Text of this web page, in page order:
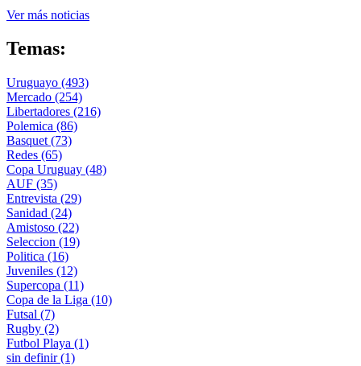
Ver más noticias
Temas:
Uruguayo (493)
Mercado (254)
Libertadores (216)
Polemica (86)
Basquet (73)
Redes (65)
Copa Uruguay (48)
AUF (35)
Entrevista (29)
Sanidad (24)
Amistoso (22)
Seleccion (19)
Politica (16)
Juveniles (12)
Supercopa (11)
Copa de la Liga (10)
Futsal (7)
Rugby (2)
Futbol Playa (1)
sin definir(1)